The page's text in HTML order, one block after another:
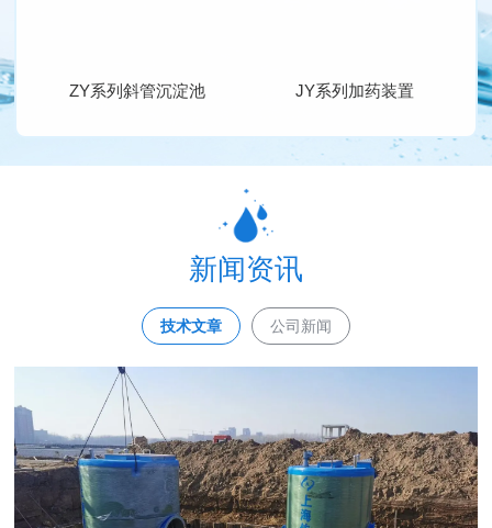
ZY系列斜管沉淀池 JY系列加药装置
新闻资讯
技术文章 公司新闻